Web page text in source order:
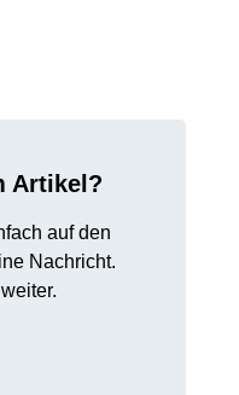
Artikel?
auf den
Nachricht.